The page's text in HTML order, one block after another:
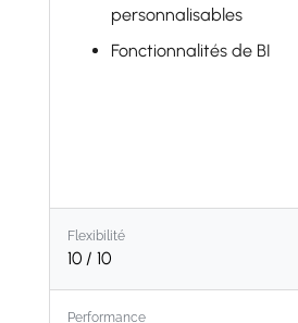
personnalisables
Fonctionnalités de BI
Flexibilité
10 / 10
Performance